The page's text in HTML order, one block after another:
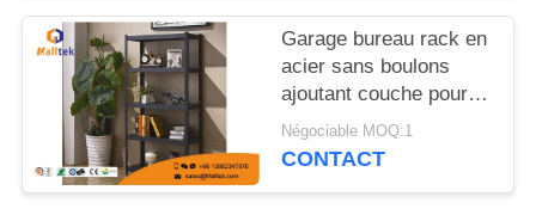
Garage bureau rack en
acier sans boulons
ajoutant couche pour
optimiser l'espace
Négociable MOQ:1
CONTACT